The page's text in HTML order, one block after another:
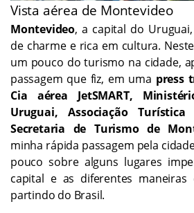
Vista aérea de Montevideo
Montevideo, a capital do
de charme e rica em cultura.
um pouco do turismo na cidade,
passagem que fiz, em uma press
Cia aérea JetSMART,
Uruguai, Associação
Secretaria de Turismo de
minha rápida passagem pela
pouco sobre alguns lugares
capital e as diferentes
partindo do Brasil.